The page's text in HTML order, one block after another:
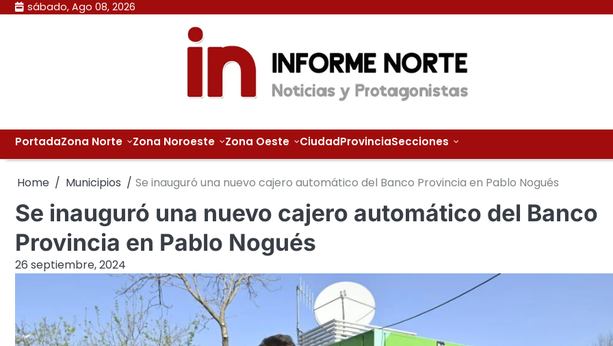
Skip sábado, Ago 08, 2026
PortadaZona Norte Zona Noroeste Zona Oeste CiudadProvinciaSecciones
Home Municipios Se inauguró una nuevo cajero automático del Banco Provincia en Pablo Nogués
Se inauguró una nuevo cajero automático del Banco
Provincia en Pablo Nogués
26 septiembre, 2024